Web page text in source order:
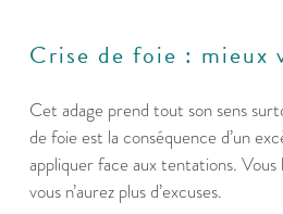
Crise de foie : mieux
Cet adage prend tout son sens
de foie est la conséquence d’un
appliquer face aux tentations. Vous
vous n’aurez plus d’excuses.